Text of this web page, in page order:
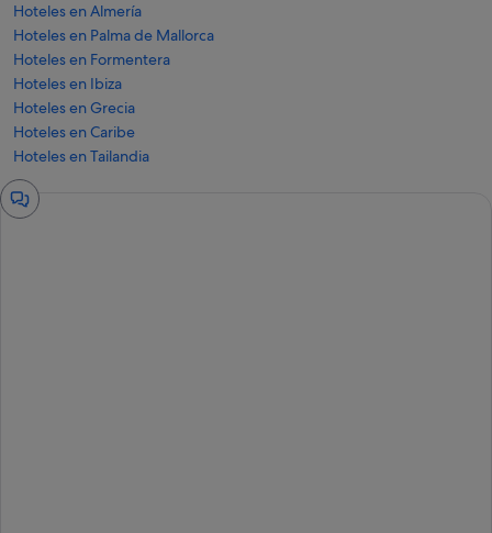
Hoteles en Almería
Hoteles en Palma de Mallorca
Hoteles en Formentera
Hoteles en Ibiza
Hoteles en Grecia
Hoteles en Caribe
Hoteles en Tailandia
Ventana
del